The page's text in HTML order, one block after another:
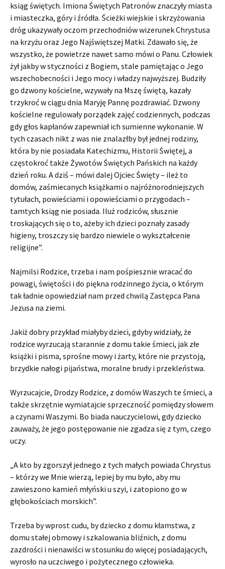
ksiąg świętych. Imiona Świętych Patronów znaczyły miasta
i miasteczka, góry i źródła. Ścieżki wiejskie i skrzyżowania
dróg ukazywały oczom przechodniów wizerunek Chrystusa
na krzyżu oraz Jego Najświętszej Matki. Zdawało się, że
wszystko, że powietrze nawet samo mówi o Panu. Człowiek
żył jakby w styczności z Bogiem, stale pamiętając o Jego
wszechobecności i Jego mocy i władzy najwyższej. Budziły
go dzwony kościelne, wzywały na Mszę świętą, kazały
trzykroć w ciągu dnia Maryję Pannę pozdrawiać. Dzwony
kościelne regulowały porządek zajęć codziennych, podczas
gdy głos kapłanów zapewniał ich sumienne wykonanie. W
tych czasach nikt z was nie znalazłby był jednej rodziny,
która by nie posiadała Katechizmu, Historii Świętej, a
częstokroć także Żywotów Świętych Pańskich na każdy
dzień roku. A dziś – mówi dalej Ojciec Święty – ileż to
domów, zaśmiecanych książkami o najróżnorodniejszych
tytułach, powieściami i opowieściami o przygodach –
tamtych ksiąg nie posiada. Iluż rodziców, słusznie
troskających się o to, ażeby ich dzieci poznały zasady
higieny, troszczy się bardzo niewiele o wykształcenie
religijne”.
Najmilsi Rodzice, trzeba i nam pośpiesznie wracać do
powagi, świętości i do piękna rodzinnego życia, o którym
tak ładnie opowiedział nam przed chwilą Zastępca Pana
Jezusa na ziemi.
Jakiż dobry przykład miałyby dzieci, gdyby widziały, że
rodzice wyrzucają starannie z domu takie śmieci, jak złe
książki i pisma, sprośne mowy i żarty, które nie przystoją,
brzydkie nałogi pijaństwa, moralne brudy i przekleństwa.
Wyrzucajcie, Drodzy Rodzice, z domów Waszych te śmieci, a
także skrzętnie wymiatajcie sprzeczność pomiędzy słowem
a czynami Waszymi. Bo biada nauczycielowi, gdy dziecko
zauważy, że jego postępowanie nie zgadza się z tym, czego
uczy.
„A kto by zgorszył jednego z tych małych powiada Chrystus
– którzy we Mnie wierzą, lepiej by mu było, aby mu
zawieszono kamień młyński u szyi, i zatopiono go w
głębokościach morskich”.
Trzeba by wprost cudu, by dziecko z domu kłamstwa, z
domu stałej obmowy i szkalowania bliźnich, z domu
zazdrości i nienawiści w stosunku do więcej posiadających,
wyrosło na uczciwego i pożytecznego człowieka.